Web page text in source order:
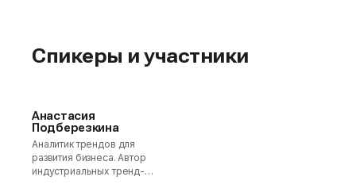
Спикеры и участники
Анастасия
Подберезкина
Аналитик трендов для
развития бизнеса. Автор
индустриальных тренд-